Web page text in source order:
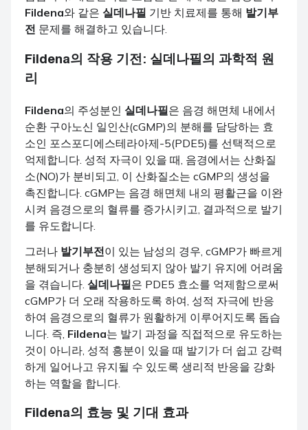
Fildena와 같은 실데나필 기반 치료제를 통해 발기부
전 문제를 해결하고 있습니다.
Fildena의 작용 기전: 실데나필의 과학적 원
리
Fildena의 주성분인 실데나필은 음경 해면체 내에서
순환 구아노신 일인산(cGMP)의 분해를 담당하는 효
소인 포스포디에스테라아제-5(PDE5)를 선택적으로
억제합니다. 성적 자극이 있을 때, 음경에서는 산화질
소(NO)가 분비되고, 이 산화질소는 cGMP의 생성을
촉진합니다. cGMP는 음경 해면체 내의 평활근을 이완
시켜 음경으로의 혈류를 증가시키고, 결과적으로 발기
를 유도합니다.
그러나 발기부전이 있는 남성의 경우, cGMP가 빠르게
분해되거나 충분히 생성되지 않아 발기 유지에 어려움
을 겪습니다. 실데나필은 PDE5 효소를 억제함으로써
cGMP가 더 오래 작용하도록 하여, 성적 자극에 반응
하여 음경으로의 혈류가 원활하게 이루어지도록 돕습
니다. 즉, Fildena는 발기 과정을 직접적으로 유도하는
것이 아니라, 성적 흥분이 있을 때 발기가 더 쉽고 강력
하게 일어나고 유지될 수 있도록 생리적 반응을 강화
하는 역할을 합니다.
Fildena의 효능 및 기대 효과